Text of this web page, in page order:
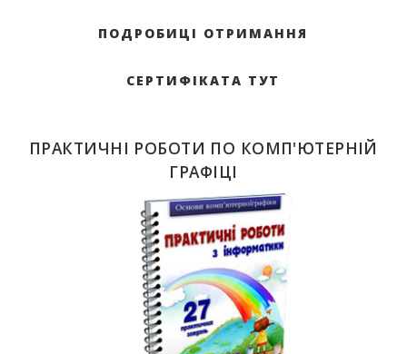
ПОДРОБИЦІ ОТРИМАННЯ
СЕРТИФІКАТА ТУТ
ПРАКТИЧНІ РОБОТИ ПО КОМП'ЮТЕРНІЙ
ГРАФІЦІ